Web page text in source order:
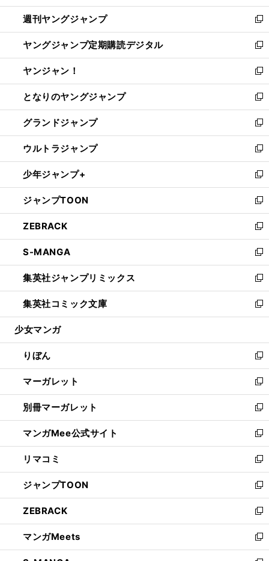
開
く
ウ
で
開
く
ン
ド
ウ
で
開
く
ウ
ィ
ン
ド
ウ
で
開
く
週刊ヤングジャンプ
新
し
い
ウ
ィ
ン
ド
ウ
で
開
く
ヤングジャンプ定期購読デジタル
新
し
い
ウ
ィ
ン
ド
ウ
で
開
く
ヤンジャン！
新
し
い
ウ
ィ
ン
ド
ウ
で
開
く
となりのヤングジャンプ
新
し
い
ウ
ィ
ン
ド
ウ
で
開
く
グランドジャンプ
新
し
い
ウ
ィ
ン
ド
ウ
で
開
く
ウルトラジャンプ
新
し
い
ウ
ィ
ン
ド
ウ
で
開
く
少年ジャンプ+
新
し
い
ウ
ィ
ン
ド
ウ
で
開
く
ジャンプTOON
新
し
い
ウ
ィ
ン
ド
ウ
で
開
ZEBRACK
新
し
い
ウ
ィ
ン
ド
ウ
開
く
S-MANGA
新
し
い
ウ
ィ
ン
ウ
で
開
く
集英社ジャンプリミックス
新
し
い
ウ
ン
ド
ウ
で
開
く
集英社コミック文庫
新
し
ウ
ィ
ン
ド
ウ
で
開
く
少女マンガ
りぼん
新
し
い
ウ
ィ
ン
ド
ウ
で
開
く
マーガレット
新
し
い
ウ
ィ
ン
ド
ウ
で
開
く
別冊マーガレット
新
し
い
ウ
ィ
ン
ド
ウ
で
開
く
マンガMee公式サイト
新
し
い
ウ
ィ
ン
ド
ウ
で
開
リマコミ
新
し
い
ウ
ィ
ン
ド
ウ
ジャンプTOON
新
し
い
ウ
ィ
ン
ZEBRACK
新
し
い
ウ
マンガMeets
新
し